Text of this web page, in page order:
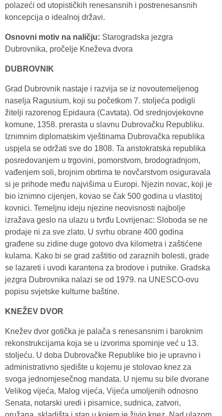
polazeći od utopističkih renesansnih i postrenesansnih
koncepcija o idealnoj državi.
Osnovni motiv na naličju: Starogradska jezgra
Dubrovnika, pročelje Kneževa dvora
DUBROVNIK
Grad Dubrovnik nastaje i razvija se iz novoutemeljenog
naselja Ragusium, koji su početkom 7. stoljeća podigli
žitelji razorenog Epidaura (Cavtata). Od srednjovjekovne
komune, 1358. prerasta u slavnu Dubrovačku Republiku.
Iznimnim diplomatskim vještinama Dubrovačka republika
uspjela se održati sve do 1808. Ta aristokratska republika
posredovanjem u trgovini, pomorstvom, brodogradnjom,
vađenjem soli, brojnim obrtima te novčarstvom osiguravala
si je prihode među najvišima u Europi. Njezin novac, koji je
bio iznimno cijenjen, kovao se čak 500 godina u vlastitoj
kovnici. Temeljnu ideju njezine neovisnosti najbolje
izražava geslo na ulazu u tvrđu Lovrijenac: Sloboda se ne
prodaje ni za sve zlato. U svrhu obrane 400 godina
građene su zidine duge gotovo dva kilometra i zaštićene
kulama. Kako bi se grad zaštitio od zaraznih bolesti, grade
se lazareti i uvodi karantena za brodove i putnike. Gradska
jezgra Dubrovnika nalazi se od 1979. na UNESCO-ovu
popisu svjetske kulturne baštine.
KNEŽEV DVOR
Knežev dvor gotička je palača s renesansnim i baroknim
rekonstrukcijama koja se u izvorima spominje već u 13.
stoljeću. U doba Dubrovačke Republike bio je upravno i
administrativno sjedište u kojemu je stolovao knez za
svoga jednomjesečnog mandata. U njemu su bile dvorane
Velikog vijeća, Malog vijeća, Vijeća umoljenih odnosno
Senata, notarski uredi i pisarnice, sudnica, zatvori,